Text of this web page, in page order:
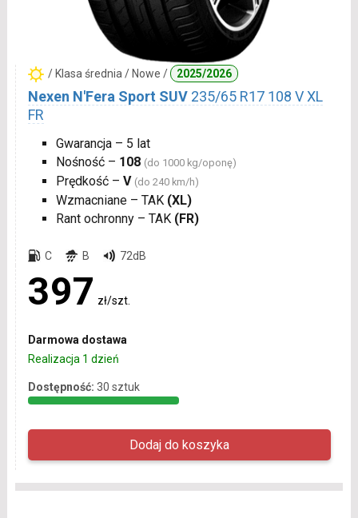
/ Klasa średnia / Nowe / 2025/2026
Nexen N'Fera Sport SUV 235/65 R17 108 V XL
FR
Gwarancja – 5 lat
Nośność – 108 (do 1000 kg/oponę)
Prędkość – V (do 240 km/h)
Wzmacniane – TAK (XL)
Rant ochronny – TAK (FR)
C B 72dB
397 zł/szt.
Darmowa dostawa
Realizacja 1 dzień
Dostępność: 30 sztuk